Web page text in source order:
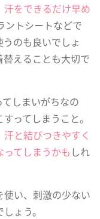
汗をできるだけ早め
ントシートなどで
のも良いでしょ
えることも大切で
しまいがちなの
ってしまうこと。
と結びつきやすく
てしまうかも しれ
い、刺激の少ない
ょう。